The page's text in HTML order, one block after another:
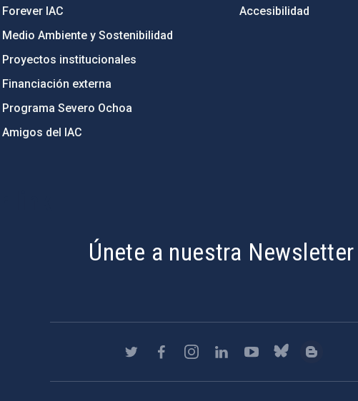
Forever IAC
Medio Ambiente y Sostenibilidad
Proyectos institucionales
Financiación externa
Programa Severo Ochoa
Amigos del IAC
Accesibilidad
Únete a nuestra Newsletter